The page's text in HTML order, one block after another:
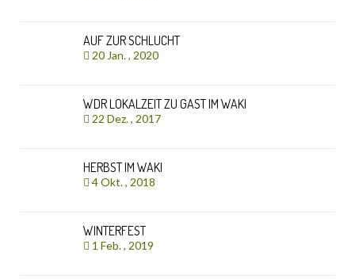
AUF ZUR SCHLUCHT
20 Jan. , 2020
WDR LOKALZEIT ZU GAST IM WAKI
22 Dez. , 2017
HERBST IM WAKI
4 Okt. , 2018
WINTERFEST
1 Feb. , 2019